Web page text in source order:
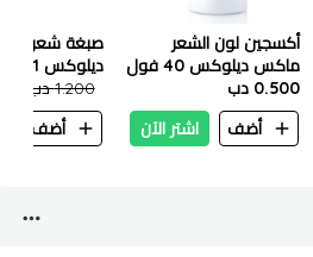
أكسجين لون الشعر
ماكس ديلوكس 40 فول
- 12% - 100 مل
0.500 دب
أضف
اشتر الآن
صبغة شعر
بيج 100 مل
1.200 دب
أضف